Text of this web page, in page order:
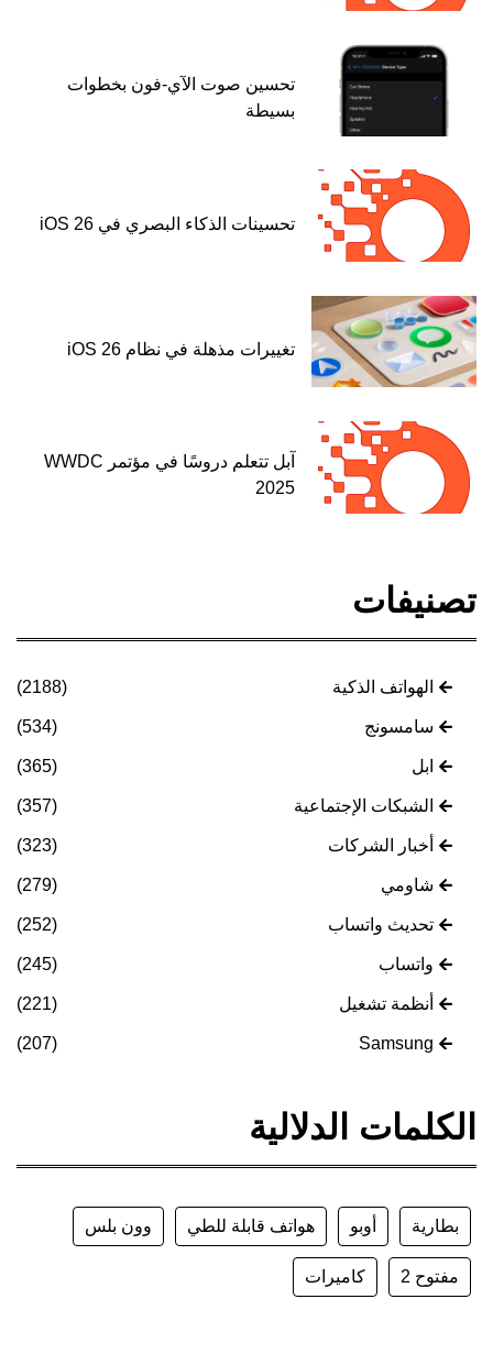
تحسين صوت الآي-فون بخطوات
بسيطة
تحسينات الذكاء البصري في iOS 26
تغييرات مذهلة في نظام iOS 26
آبل تتعلم دروسًا في مؤتمر WWDC
2025
تصنيفات
الهواتف الذكية (2188)
سامسونج (534)
ابل (365)
الشبكات الإجتماعية (357)
أخبار الشركات (323)
شاومي (279)
تحديث واتساب (252)
واتساب (245)
أنظمة تشغيل (221)
Samsung
(207)
الكلمات الدلالية
بطارية أوبو هواتف قابلة للطي وون بلس
مفتوح 2 كاميرات